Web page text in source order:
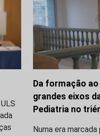
Da formação
grandes eixos
Pediatria no
Numa era